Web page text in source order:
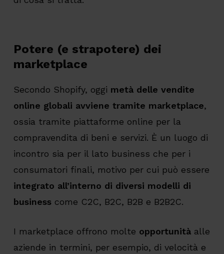
Potere (e strapotere) dei
marketplace
Secondo Shopify, oggi metà delle vendite
online globali avviene tramite marketplace,
ossia tramite piattaforme online per la
compravendita di beni e servizi. È un luogo di
incontro sia per il lato business che per i
consumatori finali, motivo per cui può essere
integrato all’interno di diversi modelli di
businesscome C2C, B2C, B2B e B2B2C.
I marketplace offrono molte opportunitàalle
aziende in termini, per esempio, di velocità e